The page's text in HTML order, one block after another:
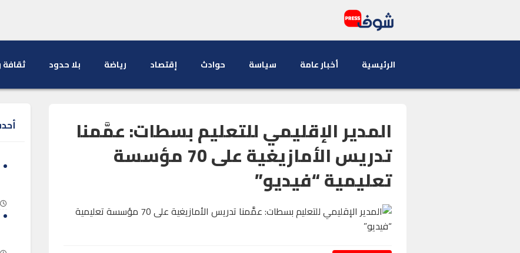
الرئيسية أخبار عامة سياسة حوادث إقتصاد رياضة بلا حدود
المدير الإقليمي للتعليم بسطات: عمَّمنا
تدريس الأمازيغية على 70 مؤسسة
تعليمية “فيديو”